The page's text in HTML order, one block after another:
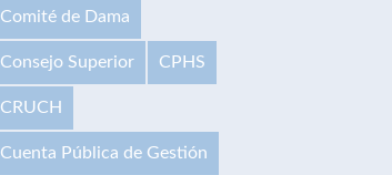
Comité de Dama
Consejo Superior CPHS
CRUCH
Cuenta Pública de Gestión